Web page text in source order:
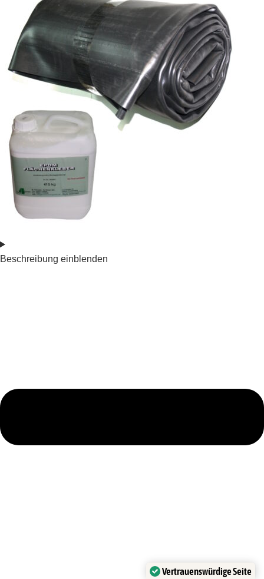
Beschreibung einblenden
Vertrauenswürdige Seite